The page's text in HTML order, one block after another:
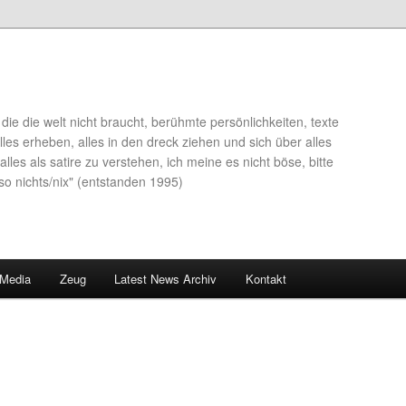
die welt nicht braucht, berühmte persönlichkeiten, texte
erheben, alles in den dreck ziehen und sich über alles
als satire zu verstehen, ich meine es nicht böse, bitte
nichts/nix" (entstanden 1995)
Zeug Latest News Archiv Kontakt